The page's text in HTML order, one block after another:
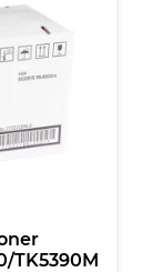
TK5390M